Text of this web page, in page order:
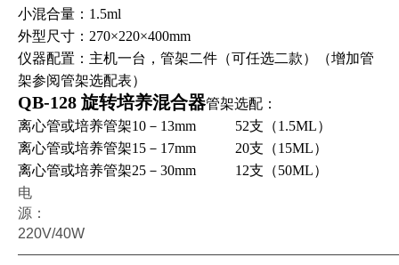
小混合量：1.5ml
外型尺寸：270×220×400mm
仪器配置：主机一台，管架二件（可任选二款）（增加管
架参阅管架选配表）
QB-128 旋转培养混合器管架选配：
离心管或培养管架10－13mm 52支（1.5ML）
离心管或培养管架15－17mm 20支（15ML）
离心管或培养管架25－30mm 12支（50ML）
电
源：
220V/40W